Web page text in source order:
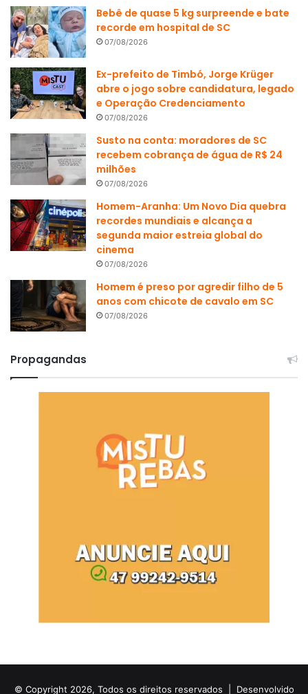
Bebê de quase 5 kg surpreende e bate
recorde em hospital de SC
07/08/2026
Ex-prefeito de Timbó, Jorge Krüger
abre o jogo sobre candidatura, legado
e Operação Credenciamento
07/08/2026
Susto na conta: moradores de SC
recebem cobrança de água de R$ 24
milhões
07/08/2026
Homem-Aranha: Um Novo Dia quebra
recordes mundiais e alcança a
segunda maior estreia global do
cinema
07/08/2026
Homem é preso por agredir filho de 5
anos com chicote de cavalo em SC
07/08/2026
Propagandas
© Copyright 2026, Todos os direitos reservados | Desenvolvido